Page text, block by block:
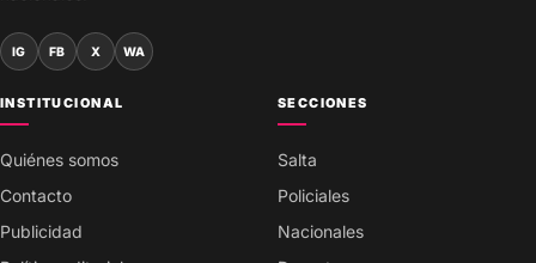
IG FB X WA
INSTITUCIONAL
Quiénes somos
Contacto
Publicidad
SECCIONES
Salta
Policiales
Nacionales